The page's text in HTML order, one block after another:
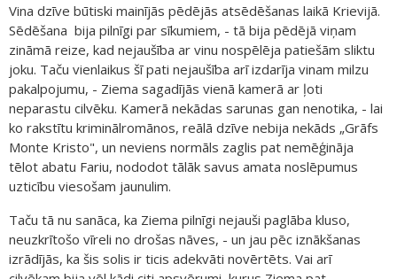
Vina dzīve būtiski mainījās pēdējās atsēdēšanas laikā Krievijā.
Sēdēšana bija pilnīgi par sīkumiem, - tā bija pēdējā viņam
zināmā reize, kad nejaušība ar vinu nospēlēja patiešām sliktu
joku. Taču vienlaikus šī pati nejaušība arī izdarīja vinam milzu
pakalpojumu, - Ziema sagadījās vienā kamerā ar ļoti
neparastu cilvēku. Kamerā nekādas sarunas gan nenotika, - lai
ko rakstītu kriminālromānos, reālā dzīve nebija nekāds „Grāfs
Monte Kristo", un neviens normāls zaglis pat nemēģināja
tēlot abatu Fariu, nododot tālāk savus amata noslēpumus
uzticību viesošam jaunulim.
Taču tā nu sanāca, ka Ziema pilnīgi nejauši paglāba kluso,
neuzkrītošo vīreli no drošas nāves, - un jau pēc iznākšanas
izrādījās, ka šis solis ir ticis adekvāti novērtēts. Vai arī